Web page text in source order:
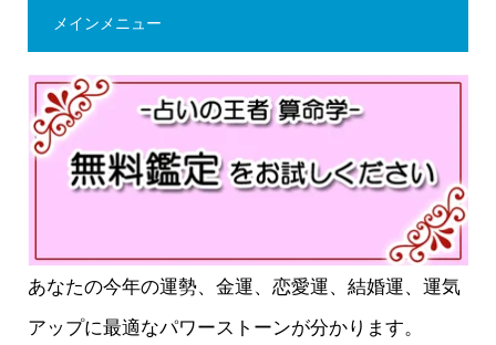
メインメニュー
あなたの今年の運勢、金運、恋愛運、結婚運、運気
アップに最適なパワーストーンが分かります。